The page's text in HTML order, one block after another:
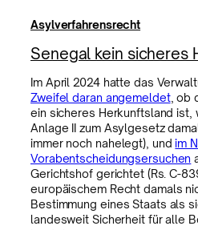
Asylverfahrensrecht
Senegal kein sicheres
Im April 2024 hatte das
Zweifel daran angemeldet, ob
ein sicheres Herkunftsland ist,
Anlage II zum Asylgesetz
immer noch nahelegt), undim
Vorabentscheidungsersuchen
Gerichtshof gerichtet (Rs. C-
europäischem Recht damals
Bestimmung eines Staats als
landesweit Sicherheit für alle